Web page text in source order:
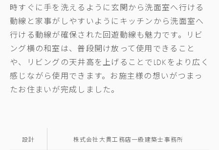
時すぐに手を洗えるように玄関から洗面室へ行ける
動線と家事がしやすいようにキッチンから洗面室へ
行ける動線が確保された回遊動線も魅力です。リビ
ング横の和室は、普段開け放って使用できること
や、リビングの天井高を上げることで LDK をより広く
感じながら使用できます。お施主様の想いがつまっ
たお住まいが完成しました。
設計 株式会社大貫工務店一級建築士事務所